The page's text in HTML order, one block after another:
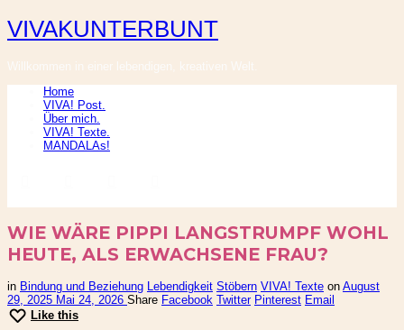
VIVAKUNTERBUNT
VIVAKUNTERBUNT
Willkommen in einer lebendigen, kreativen Welt.
Home
VIVA! Post.
Über mich.
VIVA! Texte.
MANDALAs!
WIE WÄRE PIPPI LANGSTRUMPF WOHL
HEUTE, ALS ERWACHSENE FRAU?
in Bindung und Beziehung Lebendigkeit Stöbern VIVA! Texte on August
29, 2025 Mai 24, 2026 Share Facebook Twitter Pinterest Email
Like this